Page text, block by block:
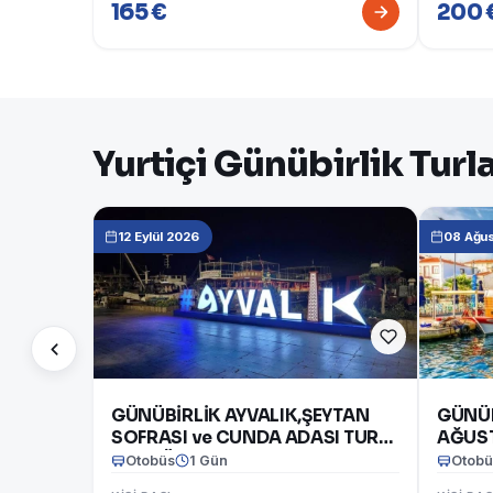
165 € 200
Yurtiçi Günübirlik
12 Eylül 2026
GÜNÜBİRLİK AYVALIK,ŞEYTAN
SOFRASI ve CUNDA ADASI TURU
12 EYLÜL 2026
Otobüs 1 Gün
08